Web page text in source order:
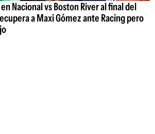
Nacional vs Boston River al final del
a Maxi Gómez ante Racing pero